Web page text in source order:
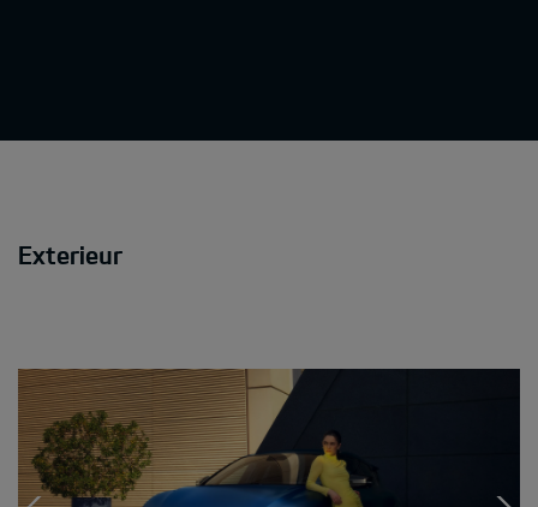
Exterieur